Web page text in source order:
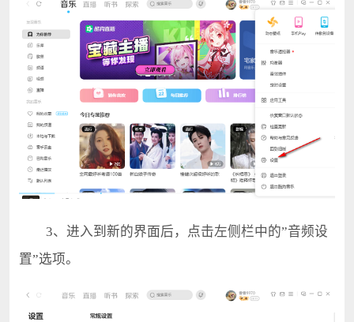
3、进入到新的界面后，点击左侧栏中的”音频设
置”选项。